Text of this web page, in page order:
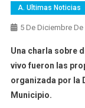
A. Ultimas Noticias
5 De Diciembre De
Una charla sobre
vivo fueron las
organizada por la
Municipio.